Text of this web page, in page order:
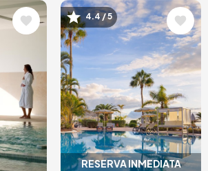
RESERVA INMEDIATA
Image
4.4 / 5